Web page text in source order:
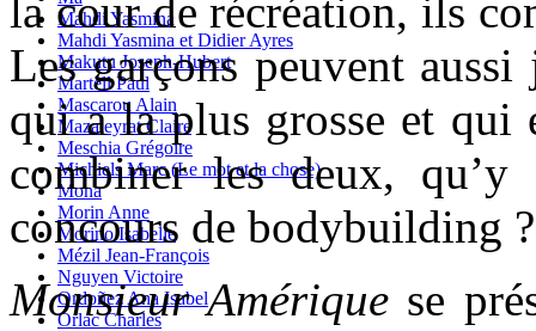
Mahdi Yasmina
Mahdi Yasmina et Didier Ayres
Makutu Joseph-Hubert
Martell Paul
Mascarou Alain
Mazaleyrat Claire
Meschia Grégoire
Michiels Marc (Le mot et la chose)
Mona
Morin Anne
Morino Isabelle
Mézil Jean-François
Nguyen Victoire
Ordoñez Ana Isabel
Orlac Charles
la cour de récréation, ils
Les garçons peuvent
qui a la plus grosse et
combiner les deux,
concours de bodybuilding ?
Monsieur Amériquese